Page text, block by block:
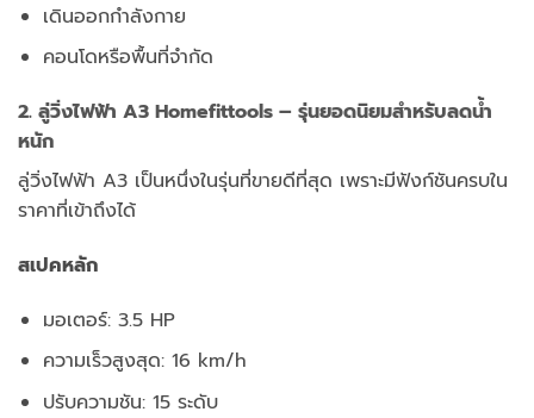
เดินออกกำลังกาย
คอนโดหรือพื้นที่จำกัด
2. ลู่วิ่งไฟฟ้า A3 Homefittools – รุ่นยอดนิยมสำหรับลดน้ำ
หนัก
ลู่วิ่งไฟฟ้า A3 เป็นหนึ่งในรุ่นที่ขายดีที่สุด เพราะมีฟังก์ชันครบใน
ราคาที่เข้าถึงได้
สเปคหลัก
มอเตอร์: 3.5 HP
ความเร็วสูงสุด: 16 km/h
ปรับความชัน: 15 ระดับ